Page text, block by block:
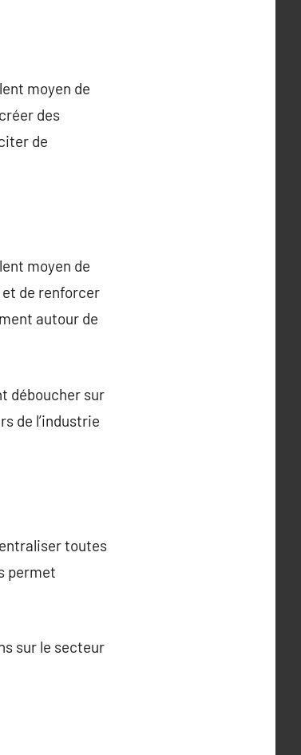
moyen de
des
de
moyen de
de renforcer
autour de
déboucher sur
de l’industrie
toutes
permet
sur le secteur